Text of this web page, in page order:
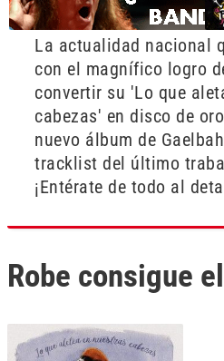
La actualidad nacional
con el magnífico logro
convertir su 'Lo que
cabezas' en disco de
nuevo álbum de
tracklist del último
¡Entérate de todo al
Robe consigue